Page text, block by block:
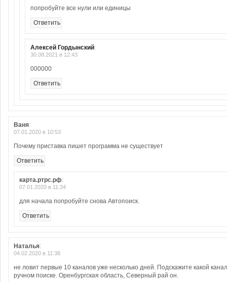
попробуйте все нули или единицы
Ответить
Алексей Гордынский:
30.08.2021 в 12:43
000000
Ответить
Ваня:
07.01.2020 в 10:53
Почему приставка пишет программа не существует
Ответить
карта.ртрс.рф:
07.01.2020 в 11:34
для начала попробуйте снова Автопоиск.
Ответить
Наталья:
04.02.2020 в 11:38
не ловит первые 10 каналов уже несколько дней. Подскажите какой
ручном поиске. Оренбургская область, Северный рай он.